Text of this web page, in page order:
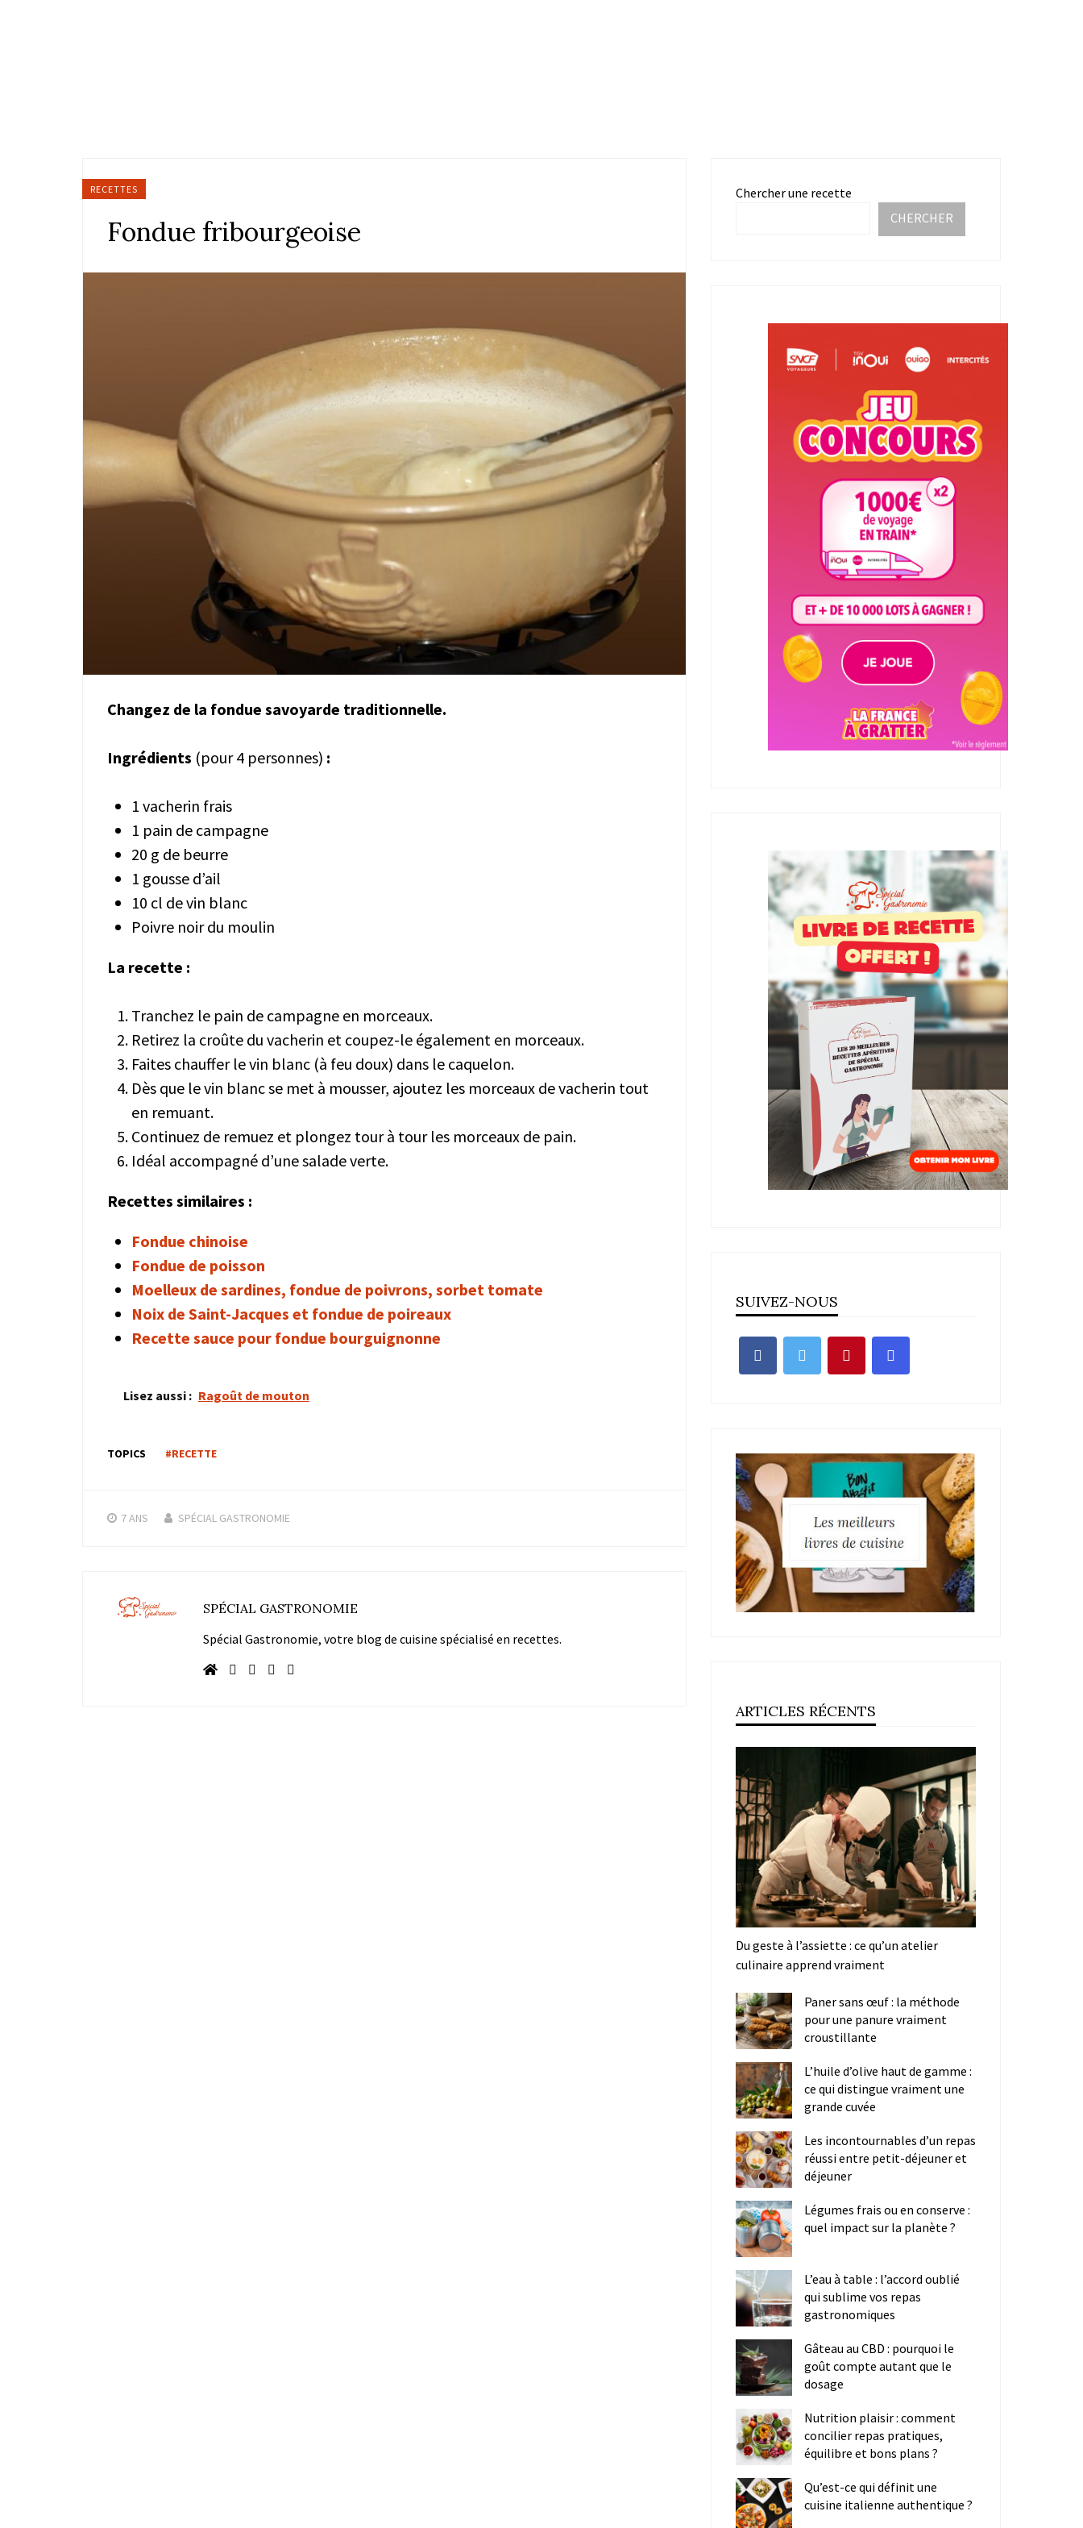
RECETTES
Fondue fribourgeoise
Changez de la fondue savoyarde traditionnelle.
Ingrédients (pour 4 personnes) :
1 vacherin frais
1 pain de campagne
20 g de beurre
1 gousse d’ail
10 cl de vin blanc
Poivre noir du moulin
La recette :
Tranchez le pain de campagne en morceaux.
Retirez la croûte du vacherin et coupez-le également en morceaux.
Faites chauffer le vin blanc (à feu doux) dans le caquelon.
Dès que le vin blanc se met à mousser, ajoutez les morceaux de vacherin tout
en remuant.
Continuez de remuez et plongez tour à tour les morceaux de pain.
Idéal accompagné d’une salade verte.
Recettes similaires :
Fondue chinoise
Fondue de poisson
Moelleux de sardines, fondue de poivrons, sorbet tomate
Noix de Saint-Jacques et fondue de poireaux
Recette sauce pour fondue bourguignonne
Lisez aussi : Ragoût de mouton
TOPICS #RECETTE
7 ANS SPÉCIAL GASTRONOMIE
SPÉCIAL GASTRONOMIE
Spécial Gastronomie, votre blog de cuisine spécialisé en recettes.
Chercher une recette
CHERCHER
SUIVEZ-NOUS
ARTICLES RÉCENTS
Du geste à l’assiette : ce qu’un atelier
culinaire apprend vraiment
Paner sans œuf : la méthode
pour une panure vraiment
croustillante
L’huile d’olive haut de gamme :
ce qui distingue vraiment une
grande cuvée
Les incontournables d’un repas
réussi entre petit-déjeuner et
déjeuner
Légumes frais ou en conserve :
quel impact sur la planète ?
L’eau à table : l’accord oublié
qui sublime vos repas
gastronomiques
Gâteau au CBD : pourquoi le
goût compte autant que le
dosage
Nutrition plaisir : comment
concilier repas pratiques,
équilibre et bons plans ?
Qu’est-ce qui définit une
cuisine italienne authentique ?